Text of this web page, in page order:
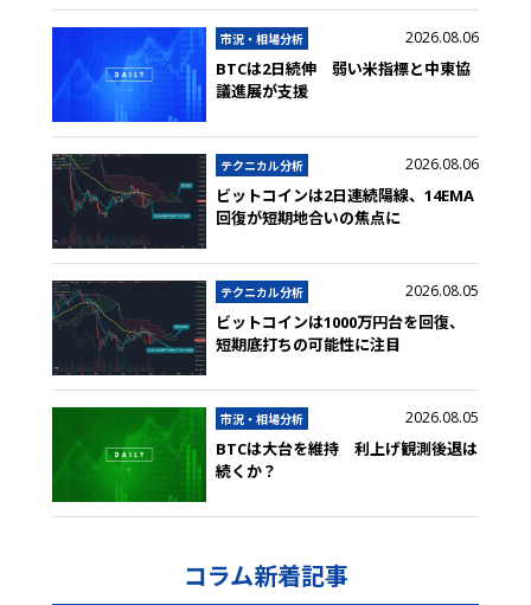
市況・相場分析 2026.08.06
BTCは2日続伸 弱い米指標と中東協
議進展が支援
テクニカル分析 2026.08.06
ビットコインは2日連続陽線、14EMA
回復が短期地合いの焦点に
テクニカル分析 2026.08.05
ビットコインは1000万円台を回復、
短期底打ちの可能性に注目
市況・相場分析 2026.08.05
BTCは大台を維持 利上げ観測後退は
続くか？
コラム新着記事